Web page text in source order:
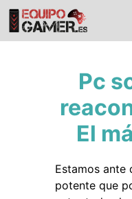
Saltar
contenido
Pc
El
Estamos ante
potente que